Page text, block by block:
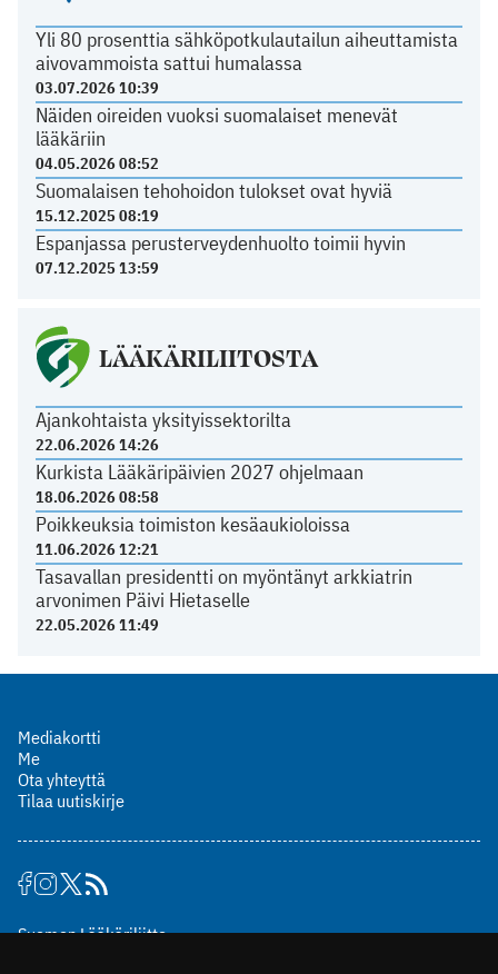
Yli 80 prosenttia sähköpotkulautailun aiheuttamista
aivovammoista sattui humalassa
03.07.2026 10:39
Näiden oireiden vuoksi suomalaiset menevät
lääkäriin
04.05.2026 08:52
Suomalaisen tehohoidon tulokset ovat hyviä
15.12.2025 08:19
Espanjassa perusterveydenhuolto toimii hyvin
07.12.2025 13:59
LÄÄKÄRILIITOSTA
Ajankohtaista yksityissektorilta
22.06.2026 14:26
Kurkista Lääkäripäivien 2027 ohjelmaan
18.06.2026 08:58
Poikkeuksia toimiston kesäaukioloissa
11.06.2026 12:21
Tasavallan presidentti on myöntänyt arkkiatrin
arvonimen Päivi Hietaselle
22.05.2026 11:49
Mediakortti
Me
Ota yhteyttä
Tilaa uutiskirje
Suomen Lääkäriliitto